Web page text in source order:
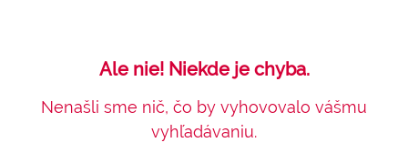
Ale nie! Niekde je chyba.
Nenašli sme nič, čo by vyhovovalo vášmu
vyhľadávaniu.